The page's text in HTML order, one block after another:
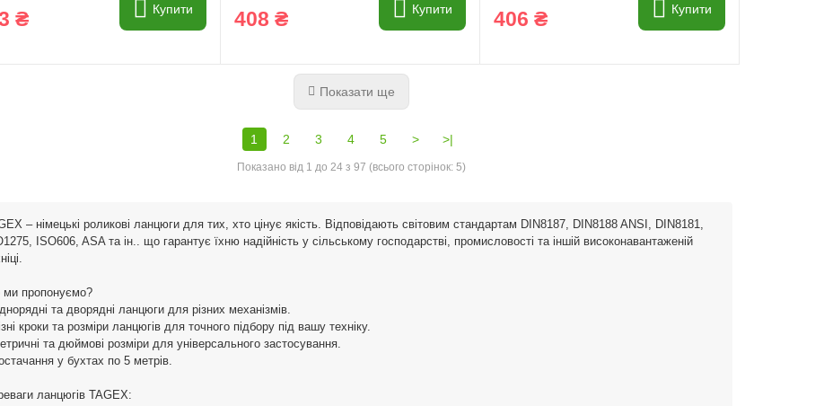
₴ Купити 408 ₴ Купити 406 ₴ Купити
Показати ще
1 2 3 4 5 > >|
Показано від 1 до 24 з 97 (всього сторінок: 5)
– німецькі роликові ланцюги для тих, хто цінує якість. Відповідають світовим стандартам DIN8187, DIN8188 ANSI, DIN8181,
ISO606, ASA та ін.. що гарантує їхню надійність у сільському господарстві, промисловості та іншій високонавантаженій
пропонуємо?
та дворядні ланцюги для різних механізмів.
кроки та розміри ланцюгів для точного підбору під вашу техніку.
та дюймові розміри для універсального застосування.
у бухтах по 5 метрів.
ланцюгів TAGEX: